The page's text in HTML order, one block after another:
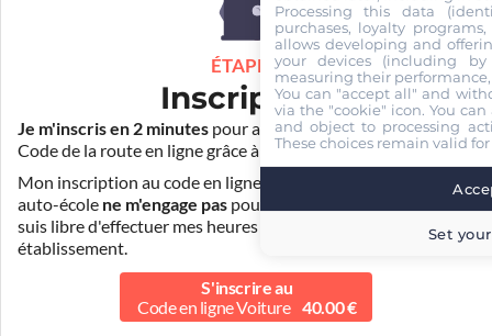
ÉTAPE 1
Inscription
Je m'inscris en 2 minutes pour accéder à ma formation au
Code de la route en ligne grâce à
Pass Rousseau Voiture.
Mon inscription au code en ligne voiture auprès de mon
auto-école ne m'engage pas pour la suite de ma formation. Je
suis libre d'effectuer mes heures de conduite dans un autre
établissement.
S'inscrire au
Code en ligne Voiture 40.00 €
Processing this data
purchases, loyalty
allows developing and
your devices (including
measuring their
You can "accept all" and
via the "cookie" icon. You
and object to processing
These choices remain valid
Set